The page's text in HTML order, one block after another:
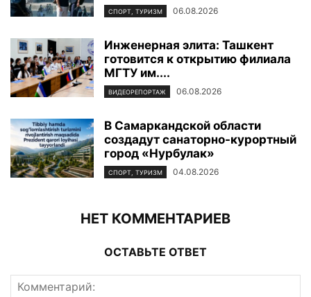
СПОРТ, ТУРИЗМ 06.08.2026
Инженерная элита: Ташкент
готовится к открытию филиала
МГТУ им....
ВИДЕОРЕПОРТАЖ 06.08.2026
В Самаркандской области
создадут санаторно-курортный
город «Нурбулак»
СПОРТ, ТУРИЗМ 04.08.2026
НЕТ КОММЕНТАРИЕВ
ОСТАВЬТЕ ОТВЕТ